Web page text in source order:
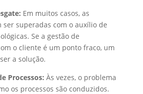
Em muitos casos, as
ser superadas com o auxílio de
Se a gestão de
o cliente é um ponto fraco, um
a solução.
Processos: Às vezes, o problema
os processos são conduzidos.